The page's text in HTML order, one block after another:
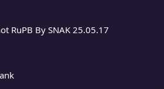
RuPB By SNAK 25.05.17